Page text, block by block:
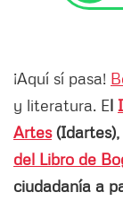
¡Aquí sí pasa!
y literatura. El
Artes(Idartes),
del Libro de
ciudadanía a